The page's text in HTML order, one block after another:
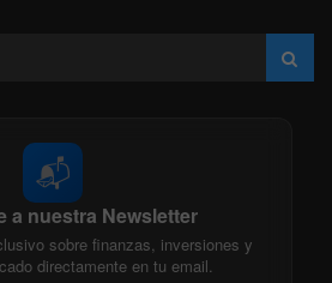
📬
a nuestra Newsletter
sobre finanzas, inversiones y
directamente en tu email.